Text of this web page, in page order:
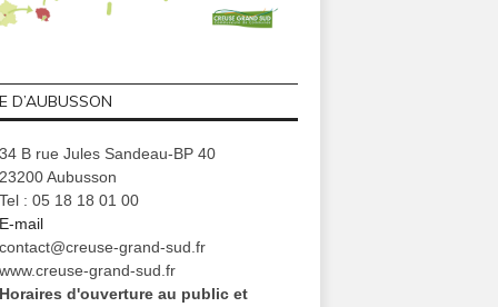
D’AUBUSSON
34 B rue Jules Sandeau-BP 40
23200 Aubusson
Tel : 05 18 18 01 00
E-mail
contact@creuse-grand-sud.fr
www.creuse-grand-sud.fr
Horaires d'ouverture au public et